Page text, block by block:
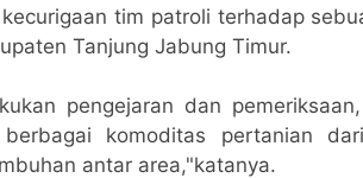
tim patroli terhadap
Tanjung Jabung Timur.
pengejaran dan
berbagai komoditas pertanian
antar area,"katanya.